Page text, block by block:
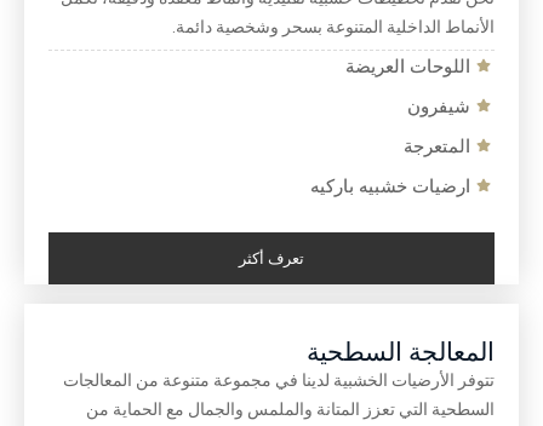
الأنماط الداخلية المتنوعة بسحر وشخصية دائمة.
اللوحات العريضة
شيفرون
المتعرجة
ارضيات خشبيه باركيه
تعرف أكثر
المعالجة السطحية
تتوفر الأرضيات الخشبية لدينا في مجموعة متنوعة من المعالجات
السطحية التي تعزز المتانة والملمس والجمال مع الحماية من